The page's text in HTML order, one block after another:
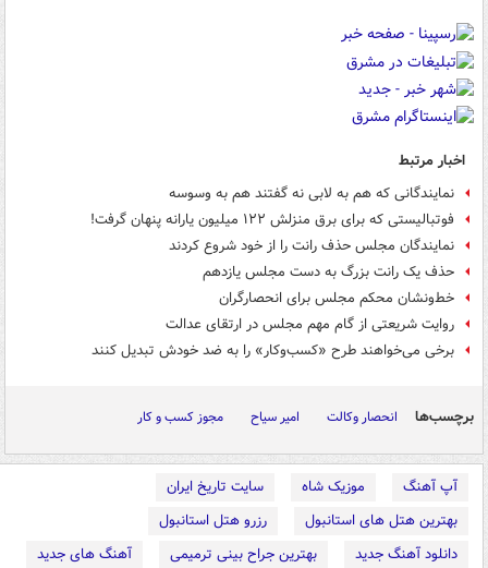
اخبار مرتبط
نمایندگانی که هم به لابی نه گفتند هم به وسوسه
فوتبالیستی که برای برق منزلش ۱۲۲ میلیون یارانه پنهان گرفت!
نمایندگان مجلس حذف رانت را از خود شروع کردند
‏حذف یک رانت بزرگ به دست مجلس یازدهم
خط‌ونشان محکم مجلس برای ‎انحصارگران
روایت شریعتی از گام مهم مجلس در ارتقای عدالت
برخی می‌خواهند طرح «کسب‌وکار» را به ضد خودش تبدیل کنند
برچسب‌ها انحصار وکالت امیر سیاح مجوز کسب و کار
آپ آهنگ موزیک شاه
سایت تاریخ ایران
بهترین هتل های استانبول
رزرو هتل استانبول
دانلود آهنگ جدید
بهترین جراح بینی ترمیمی
آهنگ های جدید